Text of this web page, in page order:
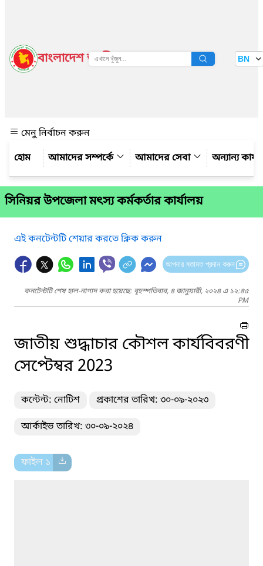
বাংলাদেশ জাতীয় তথ্য বাতায়ন BN
মেনু নির্বাচন করুন
আমাদের সম্পর্কে
আমাদের সেবা অন্যান্য
সিনিয়র উপজেলা মৎস্য কর্মকর্তার কার্যালয়
এই কনটেন্টটি শেয়ার করতে ক্লিক করুন
আপনার মতামত প্রদান করুন
কনটেন্টটি শেষ হাল-নাগাদ করা হয়েছে: বৃহস্পতিবার, ৪ জানুয়ারী, ২০২৪ এ ১২:৪৫
PM
জাতীয় শুদ্ধাচার কৌশল কার্যবিবরণী
সেপ্টেম্বর 2023
কন্টেন্ট: নোটিশ প্রকাশের তারিখ: ৩০-০৯-২০২৩
আর্কাইভ তারিখ: ৩০-০৯-২০২৪
ফাইল ১